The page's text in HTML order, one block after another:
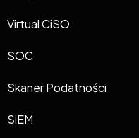
Virtual CiSO
SOC
Skaner Podatności
SiEM